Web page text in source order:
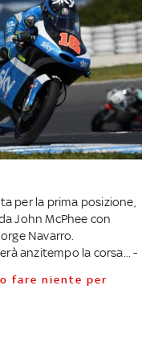
per la prima posizione,
John McPhee con
Navarro.
anzitempo la corsa... -